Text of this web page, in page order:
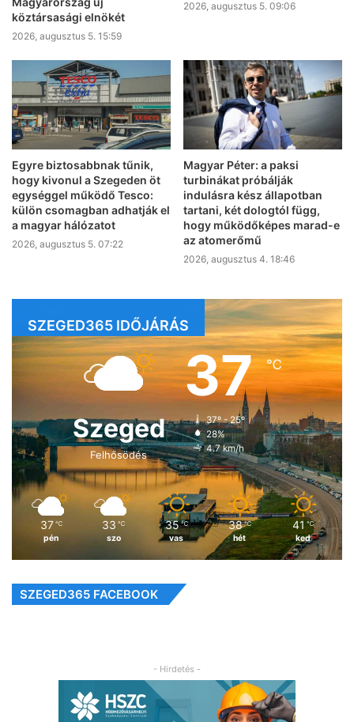
köztársasági elnökét
2026, augusztus 5. 15:59
2026, augusztus 5. 09:06
Egyre biztosabbnak tűnik,
hogy kivonul a Szegeden öt
egységgel működő Tesco:
külön csomagban adhatják el
a magyar hálózatot
2026, augusztus 5. 07:22
Magyar Péter: a paksi
turbinákat próbálják
indulásra kész állapotban
tartani, két dologtól függ,
hogy működőképes marad-e
az atomerőmű
2026, augusztus 4. 18:46
SZEGED365 IDŐJÁRÁS
Szeged
Felhősödés
37℃
37º - 25º
28%
4.7 km/h
37 ℃
pén
33 ℃
szo
35 ℃
vas
38 ℃
hét
41 ℃
ked
SZEGED365 FACEBOOK
- Hirdetés -